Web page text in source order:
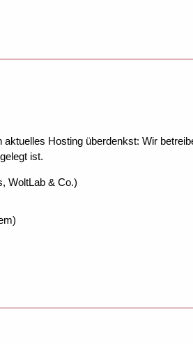
Hosting überdenkst: Wir
ist.
WoltLab & Co.)